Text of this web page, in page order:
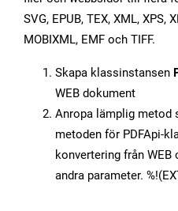
SVG, EPUB, TEX, XML, XPS,
MOBIXML, EMF och TIFF.
Skapa klassinstansen
WEB dokument
Anropa lämplig metod
metoden för PDFApi-
konvertering från
andra parameter.